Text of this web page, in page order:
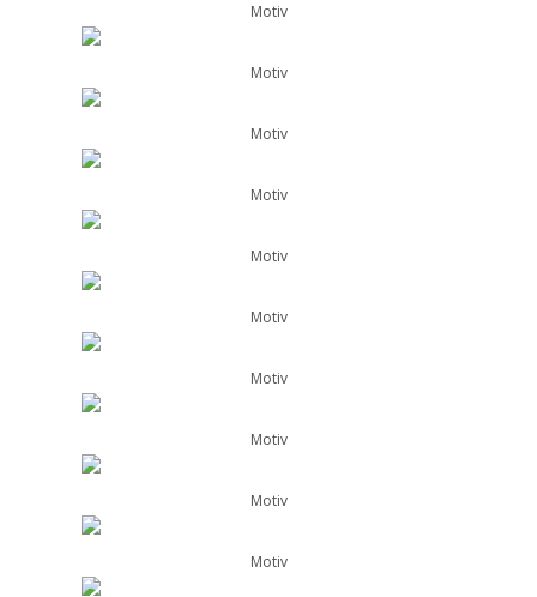
Motiv
Motiv
Motiv
Motiv
Motiv
Motiv
Motiv
Motiv
Motiv
Motiv